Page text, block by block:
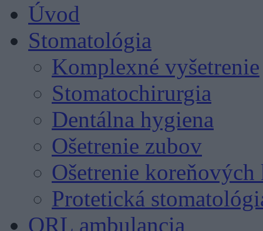
Úvod
Stomatológia
Komplexné vyšetrenie
Stomatochirurgia
Dentálna hygiena
Ošetrenie zubov
Ošetrenie
Protetická
ORL ambulancia